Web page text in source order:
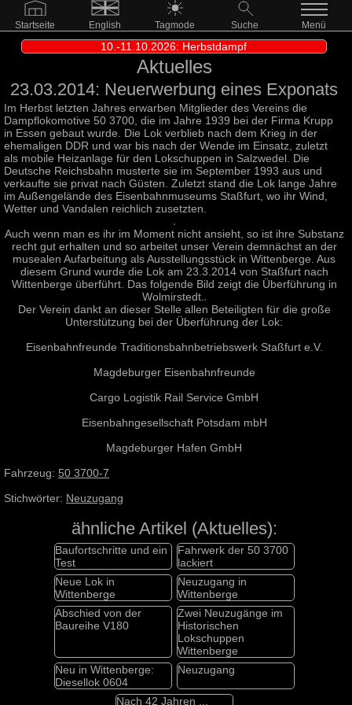
Startseite English Tagmode Suche Menü
10.-11.10.2026: Herbstdampf
Aktuelles
23.03.2014: Neuerwerbung eines Exponats
Im Herbst letzten Jahres erwarben Mitglieder des Vereins die
Dampflokomotive 50 3700, die im Jahre 1939 bei der Firma Krupp
in Essen gebaut wurde. Die Lok verblieb nach dem Krieg in der
ehemaligen DDR und war bis nach der Wende im Einsatz, zuletzt
als mobile Heizanlage für den Lokschuppen in Salzwedel. Die
Deutsche Reichsbahn musterte sie im September 1993 aus und
verkaufte sie privat nach Güsten. Zuletzt stand die Lok lange Jahre
im Außengelände des Eisenbahnmuseums Staßfurt, wo ihr Wind,
Wetter und Vandalen reichlich zusetzten.
Auch wenn man es ihr im Moment nicht ansieht, so ist ihre Substanz
recht gut erhalten und so arbeitet unser Verein demnächst an der
musealen Aufarbeitung als Ausstellungsstück in Wittenberge. Aus
diesem Grund wurde die Lok am 23.3.2014 von Staßfurt nach
Wittenberge überführt. Das folgende Bild zeigt die Überführung in
Wolmirstedt.
Der Verein dankt an dieser Stelle allen Beteiligten für die große
Unterstützung bei der Überführung der Lok:
Eisenbahnfreunde Traditionsbahnbetriebswerk Staßfurt e.V.
Magdeburger Eisenbahnfreunde
Cargo Logistik Rail Service GmbH
Eisenbahngesellschaft Potsdam mbH
Magdeburger Hafen GmbH
Fahrzeug: 50 3700-7
Stichwörter: Neuzugang
ähnliche Artikel (Aktuelles):
Baufortschritte und ein
Test
Fahrwerk der 50 3700
lackiert
Neue Lok in
Wittenberge
Neuzugang in
Wittenberge
Abschied von der
Baureihe V180
Zwei Neuzugänge im
Historischen
Lokschuppen
Wittenberge
Neu in Wittenberge:
Diesellok 0604
Neuzugang
Nach 42 Jahren ...